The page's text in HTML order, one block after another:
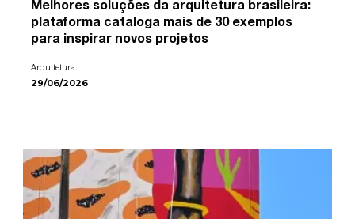
Melhores soluções da arquitetura brasileira:
plataforma cataloga mais de 30 exemplos
para inspirar novos projetos
Arquitetura
29/06/2026